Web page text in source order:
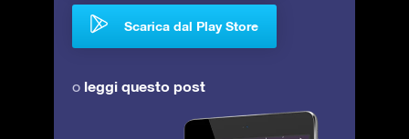
Scarica dal Play Store
o leggi questo post